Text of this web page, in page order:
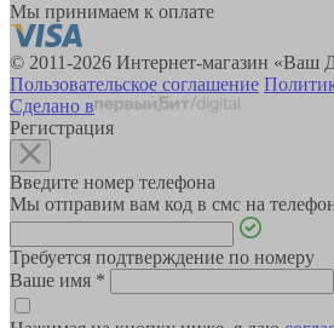
Мы принимаем к оплате
© 2011-2026 Интернет-магазин «Ваш
Пользовательское соглашение
Сделано в
Регистрация
Введите номер телефона
Мы отправим вам код в смс на
Требуется подтверждение по номеру
Ваше имя *